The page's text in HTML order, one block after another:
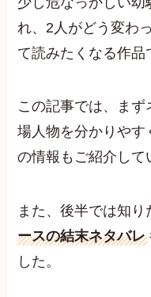
れ、2人がどう変わ
て読みたくなる作品
この記事では、ま
場人物を分かりや
の情報もご紹介して
また、後半では知
ースの結末ネタバレ
した。